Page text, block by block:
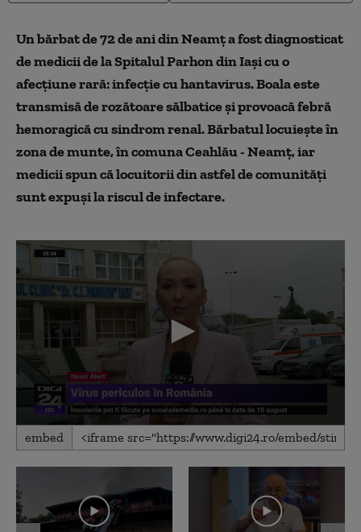
Un bărbat de 72 de ani din Neamț a fost diagnosticat
de medicii de la Spitalul Parhon din Iași cu o
afecțiune rară: infecție cu hantavirus. Boala este
transmisă de rozătoare sălbatice și provoacă febră
hemoragică cu sindrom renal. Bărbatul locuiește în
zona de munte, în comuna Ceahlău - Neamț, iar
medicii spun că locuitorii din astfel de comunități
sunt expuși la riscul de infectare.
0
seconds
1
55
seconds
embed